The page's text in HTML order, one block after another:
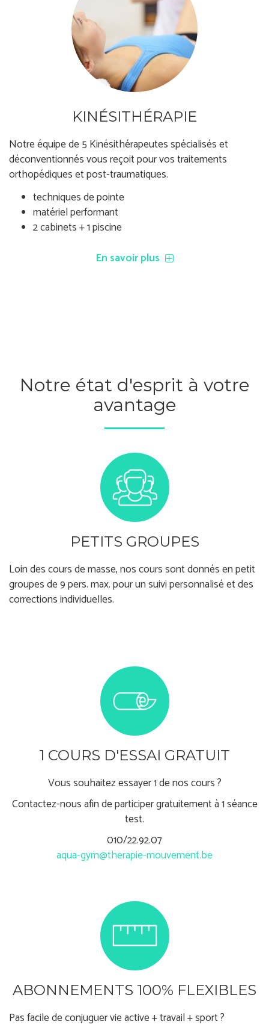
KINÉSITHÉRAPIE
Notre équipe de 5 Kinésithérapeutes spécialisés et
déconventionnés vous reçoit pour vos traitements
orthopédiques et post-traumatiques.
techniques de pointe
matériel performant
2 cabinets + 1 piscine
En savoir plus
Notre état d'esprit à votre
avantage
PETITS GROUPES
Loin des cours de masse, nos cours sont donnés en petit
groupes de 9 pers. max. pour un suivi personnalisé et des
corrections individuelles.
1 COURS D'ESSAI GRATUIT
Vous souhaitez essayer 1 de nos cours ?
Contactez-nous afin de participer gratuitement à 1 séance
test.
010/22.92.07
aqua-gym@therapie-mouvement.be
ABONNEMENTS 100% FLEXIBLES
Pas facile de conjuguer vie active + travail + sport ?